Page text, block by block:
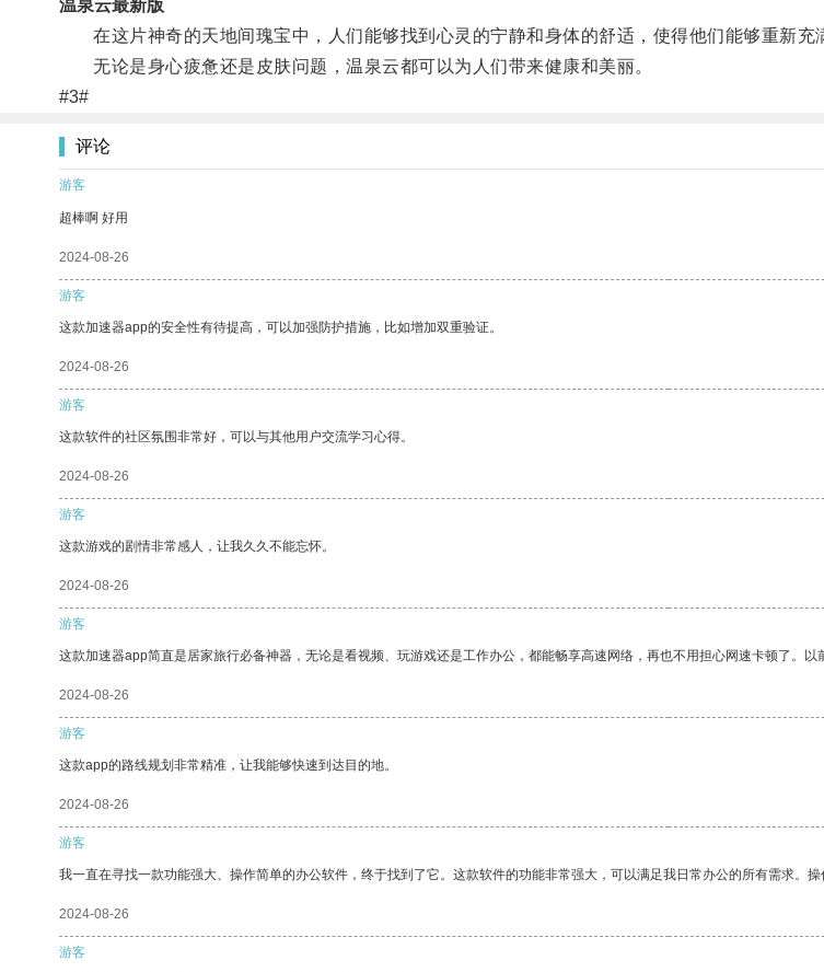
温泉云最新版
在这片神奇的天地间瑰宝中，人们能够找到心灵的宁静和身体的舒适，使得他们能够重新充
无论是身心疲惫还是皮肤问题，温泉云都可以为人们带来健康和美丽。
#3#
评论
游客
超棒啊 好用
2024-08-26
游客
这款加速器app的安全性有待提高，可以加强防护措施，比如增加双重验证。
2024-08-26
游客
这款软件的社区氛围非常好，可以与其他用户交流学习心得。
2024-08-26
游客
这款游戏的剧情非常感人，让我久久不能忘怀。
2024-08-26
游客
这款加速器app简直是居家旅行必备神器，无论是看视频、玩游戏还是工作办公，都能畅享高速网络，再也不用担心网速卡顿了。
2024-08-26
游客
这款app的路线规划非常精准，让我能够快速到达目的地。
2024-08-26
游客
我一直在寻找一款功能强大、操作简单的办公软件，终于找到了它。这款软件的功能非常强大，可以满足我日常办公的所有需求。操
2024-08-26
游客